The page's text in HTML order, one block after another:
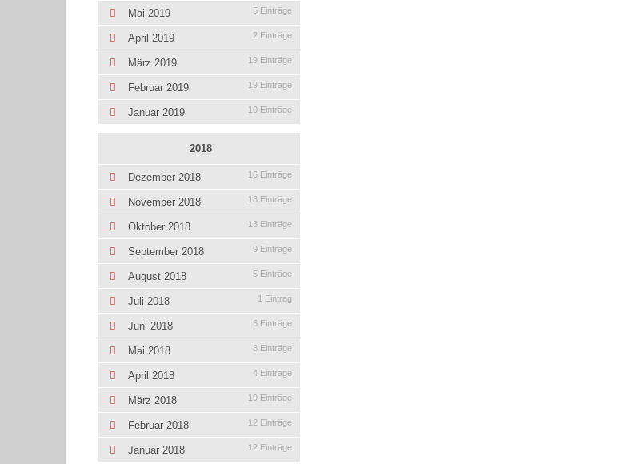
Mai 2019 5 Einträge
April 2019 2 Einträge
März 2019 19 Einträge
Februar 2019 19 Einträge
Januar 2019 10 Einträge
2018
Dezember 2018 16 Einträge
November 2018 18 Einträge
Oktober 2018 13 Einträge
September 2018 9 Einträge
August 2018 5 Einträge
Juli 2018 1 Eintrag
Juni 2018 6 Einträge
Mai 2018 8 Einträge
April 2018 4 Einträge
März 2018 19 Einträge
Februar 2018 12 Einträge
Januar 2018 12 Einträge